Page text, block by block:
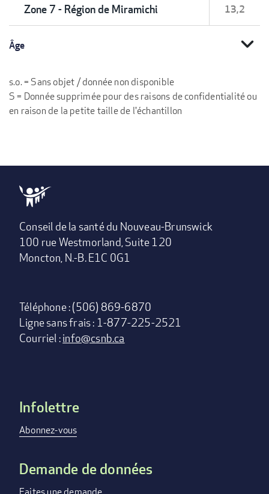
Zone 7 - Région de Miramichi 13,2
Âge expand_more
s.o. = Sans objet / donnée non disponible
S = Donnée supprimée pour des raisons de confidentialité ou
en raison de la petite taille de l'échantillon
Conseil de la santé du Nouveau-Brunswick
100 rue Westmorland, Suite 120
Moncton, N.-B. E1C 0G1
Téléphone : (506) 869-6870
Ligne sans frais : 1-877-225-2521
Courriel :info@csnb.ca
Footer
menu
Infolettre
Abonnez-vous
Demande de données